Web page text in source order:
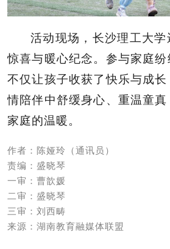
活动现场，长沙理工大学
惊喜与暖心纪念。参与家庭
不仅让孩子收获了快乐与成
情陪伴中舒缓身心、重温童
家庭的温暖。
作者：陈娅玲（通讯员）
责编：盛晓琴
一审：曹歆媛
二审：盛晓琴
三审：刘西畴
来源：湖南教育融媒体联盟